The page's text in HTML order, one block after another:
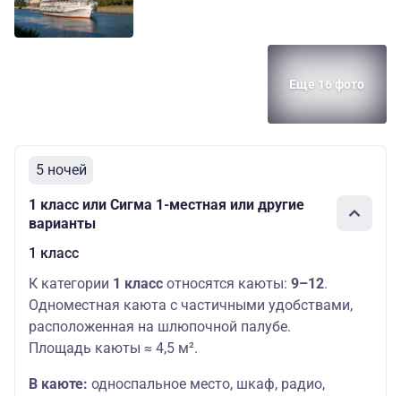
Еще 16 фото
5 ночей
1 класс или Сигма 1-местная или другие
варианты
1 класс
К категории 1 класс относятся каюты: 9–12.
Одноместная каюта с частичными удобствами,
расположенная на шлюпочной палубе.
Площадь каюты ≈ 4,5 м².
В каюте: односпальное место, шкаф, радио,